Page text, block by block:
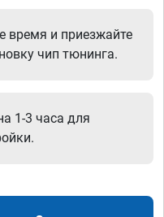
время и приезжайте
чип тюнинга.
1-3 часа для